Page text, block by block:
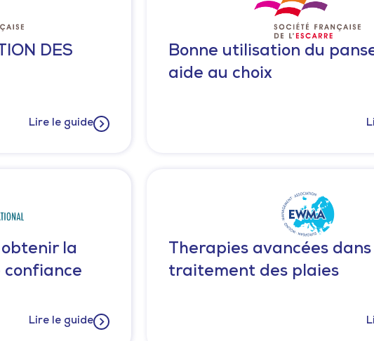
DES
Lire le guide
Bonne utilisation du
aide au choix
la
Lire le guide
Therapies avancées dans
traitement des plaies